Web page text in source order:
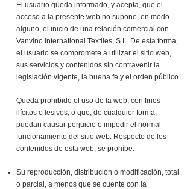
El usuario queda informado, y acepta, que el
acceso a la presente web no supone, en modo
alguno, el inicio de una relación comercial con
Vanvino International Textiles, S.L. De esta forma,
el usuario se compromete a utilizar el sitio web,
sus servicios y contenidos sin contravenir la
legislación vigente, la buena fe y el orden público.
Queda prohibido el uso de la web, con fines
ilícitos o lesivos, o que, de cualquier forma,
puedan causar perjuicio o impedir el normal
funcionamiento del sitio web. Respecto de los
contenidos de esta web, se prohíbe:
Su reproducción, distribución o modificación, total
o parcial, a menos que se cuente con la